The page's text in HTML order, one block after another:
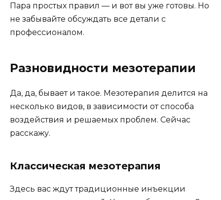
Пара простых правил — и вот вы уже готовы. Но
не забывайте обсуждать все детали с
профессионалом.
Разновидности мезотерапии
Да, да, бывает и такое. Мезотерапия делится на
несколько видов, в зависимости от способа
воздействия и решаемых проблем. Сейчас
расскажу.
Классическая мезотерапия
Здесь вас ждут традиционные инъекции